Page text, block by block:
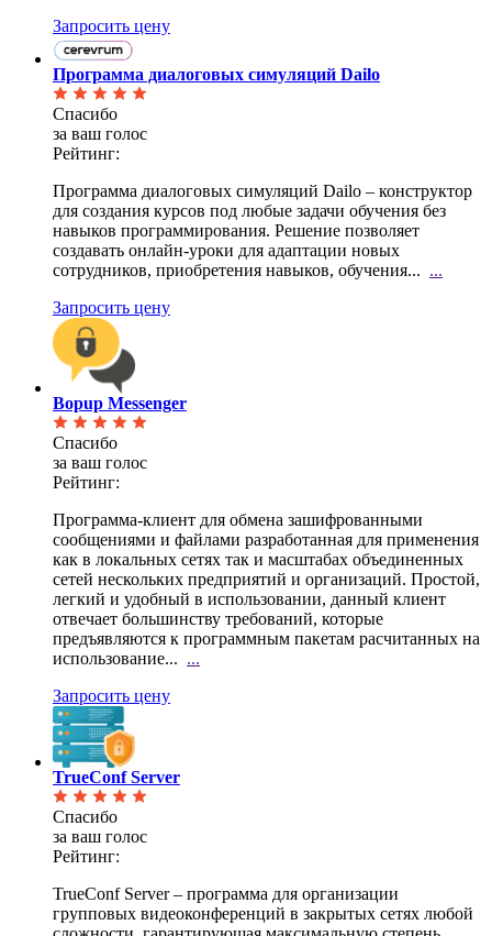
Запросить цену
Программа диалоговых симуляций Dailo
Спасибо
за ваш голос
Рейтинг:
Программа диалоговых симуляций Dailo – конструктор
для создания курсов под любые задачи обучения без
навыков программирования. Решение позволяет
создавать онлайн-уроки для адаптации новых
сотрудников, приобретения навыков, обучения... ...
Запросить цену
Bopup Messenger
Спасибо
за ваш голос
Рейтинг:
Программа-клиент для обмена зашифрованными
сообщениями и файлами разработанная для применения
как в локальных сетях так и масштабах объединенных
сетей нескольких предприятий и организаций. Простой,
легкий и удобный в использовании, данный клиент
отвечает большинству требований, которые
предъявляются к программным пакетам расчитанных на
использование... ...
Запросить цену
TrueConf Server
Спасибо
за ваш голос
Рейтинг:
TrueConf Server – программа для организации
групповых видеоконференций в закрытых сетях любой